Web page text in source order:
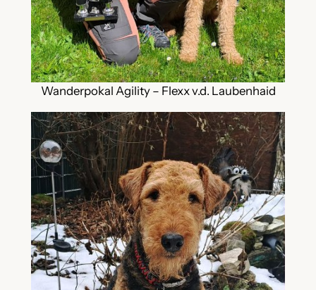
Wanderpokal Agility – Flexx v.d. Laubenhaid